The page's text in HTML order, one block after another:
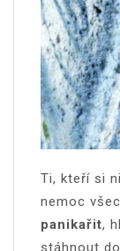
Ti, kteří si
nemoc
panikařit,
stáhnout